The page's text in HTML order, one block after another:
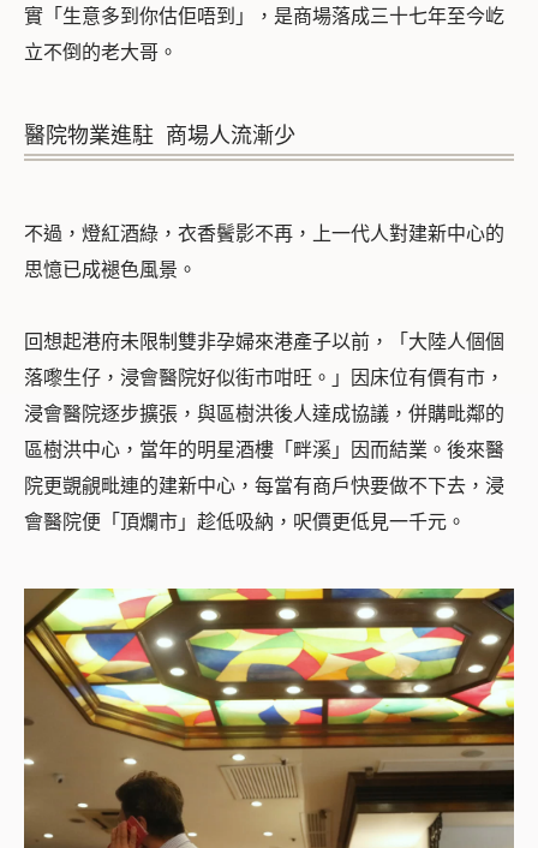
實「生意多到你估佢唔到」，是商場落成三十七年至今屹
立不倒的老大哥。
醫院物業進駐 商場人流漸少
不過，燈紅酒綠，衣香鬢影不再，上一代人對建新中心的
思憶已成褪色風景。
回想起港府未限制雙非孕婦來港產子以前，「大陸人個個
落嚟生仔，浸會醫院好似街市咁旺。」因床位有價有市，
浸會醫院逐步擴張，與區樹洪後人達成協議，併購毗鄰的
區樹洪中心，當年的明星酒樓「畔溪」因而結業。後來醫
院更覬覦毗連的建新中心，每當有商戶快要做不下去，浸
會醫院便「頂爛市」趁低吸納，呎價更低見一千元。